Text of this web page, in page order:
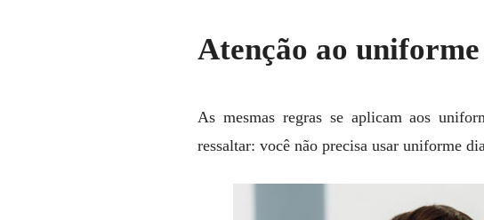
Atenção ao uniforme
As mesmas regras se aplicam aos
ressaltar: você não precisa usar uniforme